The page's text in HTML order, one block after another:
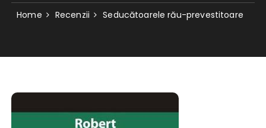
Home Recenzii Seducătoarele rău-prevestitoare